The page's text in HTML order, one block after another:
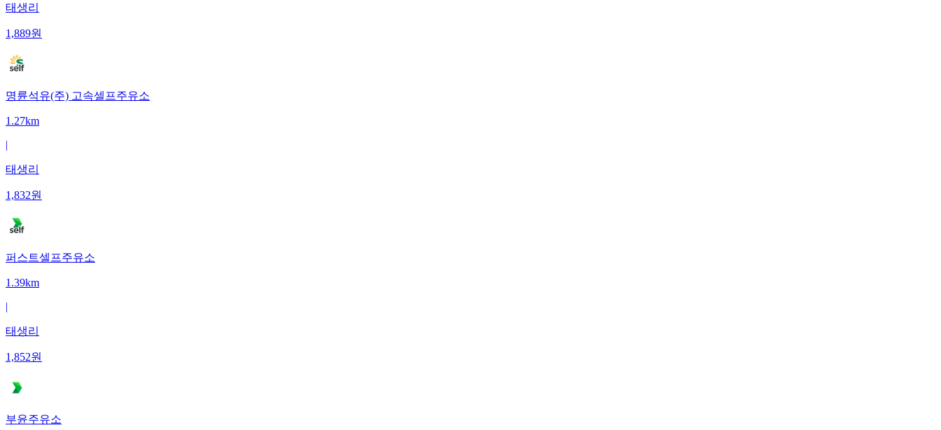
태생리
1,889원
명륜석유(주) 고속셀프주유소
1.27km
|
태생리
1,832원
퍼스트셀프주유소
1.39km
|
태생리
1,852원
부윤주유소